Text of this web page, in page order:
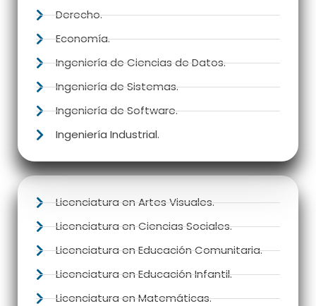
Derecho.
Economía.
Ingeniería de Ciencias de Datos.
Ingeniería de Sistemas.
Ingeniería de Software.
Ingeniería Industrial.​
Licenciatura en Artes Visuales.
Licenciatura en Ciencias Sociales.
Licenciatura en Educación Comunitaria.
Licenciatura en Educación Infantil.
Licenciatura en Matemáticas.